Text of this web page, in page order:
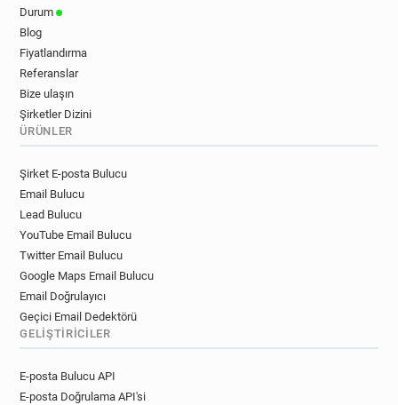
Durum
Blog
Fiyatlandırma
Referanslar
Bize ulaşın
Şirketler Dizini
ÜRÜNLER
Şirket E-posta Bulucu
Email Bulucu
Lead Bulucu
YouTube Email Bulucu
Twitter Email Bulucu
Google Maps Email Bulucu
Email Doğrulayıcı
Geçici Email Dedektörü
GELIŞTIRICILER
E-posta Bulucu API
E-posta Doğrulama API'si